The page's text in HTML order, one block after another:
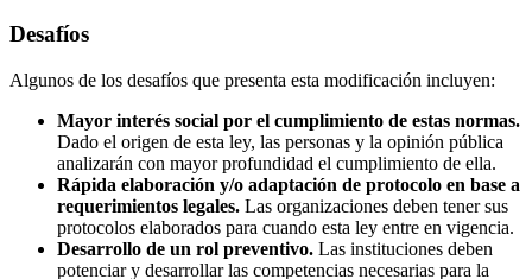
Desafíos
Algunos de los desafíos que presenta esta modificación incluyen:
Mayor interés social por el cumplimiento de estas normas.
Dado el origen de esta ley, las personas y la opinión pública
analizarán con mayor profundidad el cumplimiento de ella.
Rápida elaboración y/o adaptación de protocolo en base a
requerimientos legales. Las organizaciones deben tener sus
protocolos elaborados para cuando esta ley entre en vigencia.
Desarrollo de un rol preventivo. Las instituciones deben
potenciar y desarrollar las competencias necesarias para la